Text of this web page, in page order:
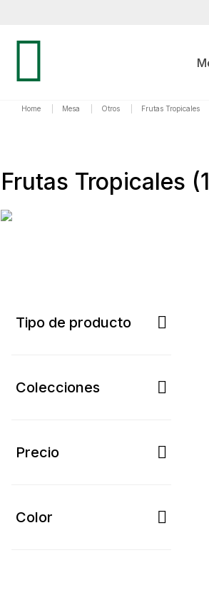
Home Mesa Otros Frutas Tropicales
Frutas Tropicales
Tipo de producto
Colecciones
Precio
Color